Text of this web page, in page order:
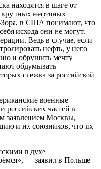
находятся в шаге от
крупных нефтяных
Зора, в США понимают, что
исхода они не могут.
Ведь в случае, если
нефть, у него
и обрушить мечту
обдумывать
слежка за российской
военные
российских частей в
заявлением Москвы,
и их союзников, что их
в духе
— заявил в Польше